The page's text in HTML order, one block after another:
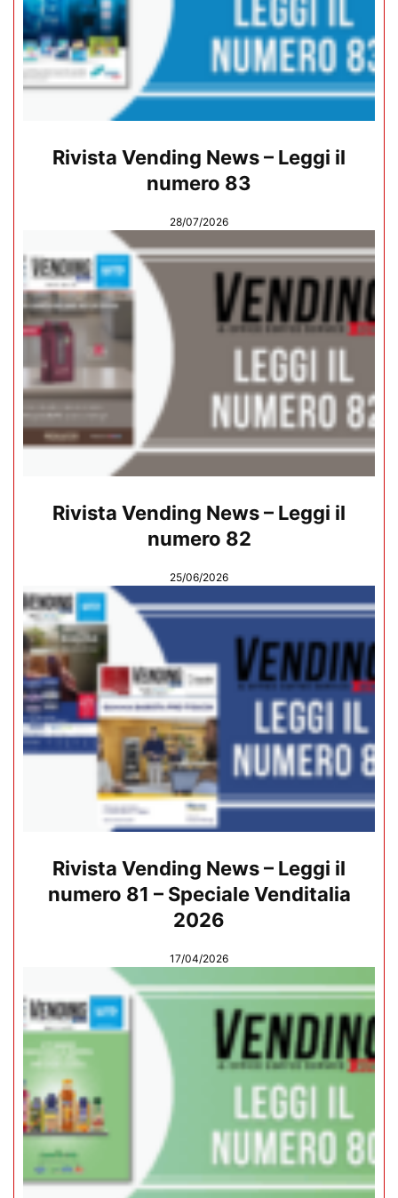
Rivista Vending News – Leggi il
numero 83
28/07/2026
Rivista Vending News – Leggi il
numero 82
25/06/2026
Rivista Vending News – Leggi il
numero 81 – Speciale Venditalia
2026
17/04/2026